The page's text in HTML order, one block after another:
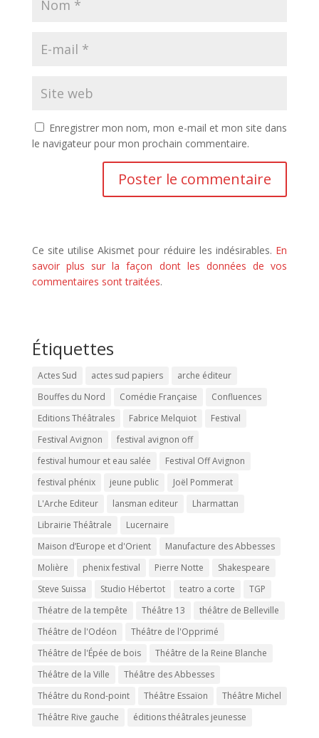
Enregistrer mon nom, mon e-mail et mon site dans
le navigateur pour mon prochain commentaire.
Ce site utilise Akismet pour réduire les indésirables. En
savoir plus sur la façon dont les données de vos
commentaires sont traitées.
Étiquettes
Actes Sud actes sud papiers
arche éditeur
Bouffes du Nord
Comédie Française
Confluences
Editions Théâtrales
Fabrice Melquiot
Festival
Festival Avignon
festival avignon off
festival humour et eau salée
Festival Off Avignon
festival phénix
jeune public
Joël Pommerat
L'Arche Editeur
lansman editeur
Lharmattan
Librairie Théâtrale
Lucernaire
Maison d’Europe et d'Orient
Manufacture des Abbesses
Molière
phenix festival Pierre Notte
Shakespeare
Steve Suissa
Studio Hébertot teatro a corte
TGP
Théatre de la tempête
Théâtre 13
théâtre de Belleville
Théâtre de l'Odéon
Théâtre de l'Opprimé
Théâtre de l'Épée de bois
Théâtre de la Reine Blanche
Théâtre de la Ville
Théâtre des Abbesses
Théâtre du Rond-point
Théâtre Essaïon
Théâtre Michel
Théâtre Rive gauche
éditions théâtrales jeunesse